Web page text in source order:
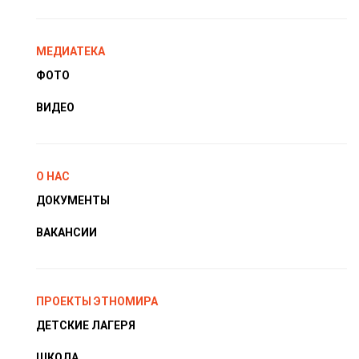
МЕДИАТЕКА
ФОТО
ВИДЕО
О НАС
ДОКУМЕНТЫ
ВАКАНСИИ
ПРОЕКТЫ ЭТНОМИРА
ДЕТСКИЕ ЛАГЕРЯ